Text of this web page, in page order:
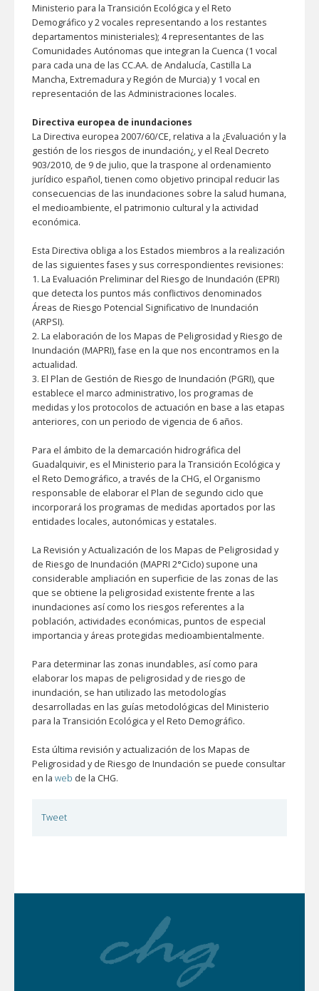
Ministerio para la Transición Ecológica y el Reto
Demográfico y 2 vocales representando a los restantes
departamentos ministeriales); 4 representantes de las
Comunidades Autónomas que integran la Cuenca (1 vocal
para cada una de las CC.AA. de Andalucía, Castilla La
Mancha, Extremadura y Región de Murcia) y 1 vocal en
representación de las Administraciones locales.
Directiva europea de inundaciones
La Directiva europea 2007/60/CE, relativa a la ¿Evaluación y la
gestión de los riesgos de inundación¿, y el Real Decreto
903/2010, de 9 de julio, que la traspone al ordenamiento
jurídico español, tienen como objetivo principal reducir las
consecuencias de las inundaciones sobre la salud humana,
el medioambiente, el patrimonio cultural y la actividad
económica.
Esta Directiva obliga a los Estados miembros a la realización
de las siguientes fases y sus correspondientes revisiones:
1. La Evaluación Preliminar del Riesgo de Inundación (EPRI)
que detecta los puntos más conflictivos denominados
Áreas de Riesgo Potencial Significativo de Inundación
(ARPSI).
2. La elaboración de los Mapas de Peligrosidad y Riesgo de
Inundación (MAPRI), fase en la que nos encontramos en la
actualidad.
3. El Plan de Gestión de Riesgo de Inundación (PGRI), que
establece el marco administrativo, los programas de
medidas y los protocolos de actuación en base a las etapas
anteriores, con un periodo de vigencia de 6 años.
Para el ámbito de la demarcación hidrográfica del
Guadalquivir, es el Ministerio para la Transición Ecológica y
el Reto Demográfico, a través de la CHG, el Organismo
responsable de elaborar el Plan de segundo ciclo que
incorporará los programas de medidas aportados por las
entidades locales, autonómicas y estatales.
La Revisión y Actualización de los Mapas de Peligrosidad y
de Riesgo de Inundación (MAPRI 2°Ciclo) supone una
considerable ampliación en superficie de las zonas de las
que se obtiene la peligrosidad existente frente a las
inundaciones así como los riesgos referentes a la
población, actividades económicas, puntos de especial
importancia y áreas protegidas medioambientalmente.
Para determinar las zonas inundables, así como para
elaborar los mapas de peligrosidad y de riesgo de
inundación, se han utilizado las metodologías
desarrolladas en las guías metodológicas del Ministerio
para la Transición Ecológica y el Reto Demográfico.
Esta última revisión y actualización de los Mapas de
Peligrosidad y de Riesgo de Inundación se puede consultar
en la web de la CHG.
Tweet